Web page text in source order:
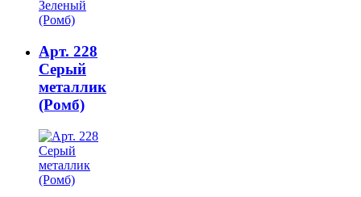
Арт. 228
Серый
металлик
(Ромб)